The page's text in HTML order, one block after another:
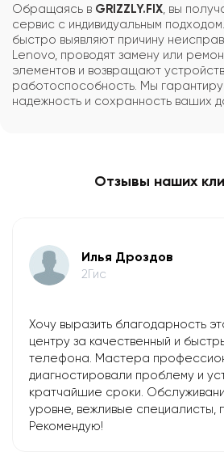
Обращаясь в GRIZZLY.FIX , вы
сервис с индивидуальным
быстро выявляют причину
Lenovo, проводят замену или
элементов и возвращают
работоспособность. Мы
надежность и сохранность ваших
Отзывы наших
Илья Дроздов
2Гис
Хочу выразить благодарность
центру за качественный и
телефона. Мастера
диагностировали проблему и
кратчайшие сроки.
уровне, вежливые специалисты,
Рекомендую!